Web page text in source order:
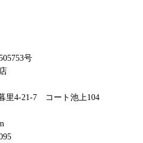
号
里4-21-7 コート池上104